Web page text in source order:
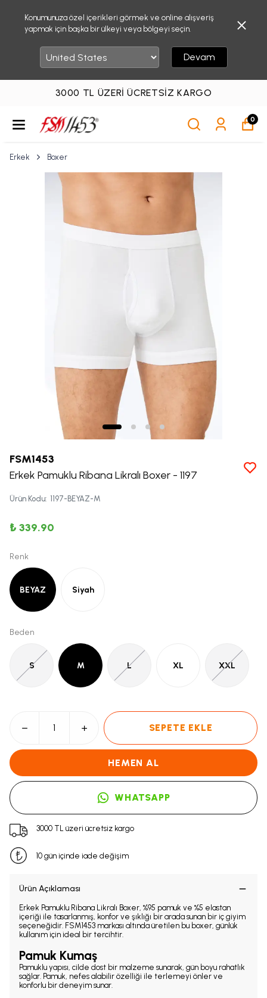
Konumunuza özel içerikleri görmek ve online alışveriş
yapmak için başka bir ülkeyi veya bölgeyi seçin.
Devam
3000 TL ÜZERI ÜCRETSIZ KARGO
0
Erkek Boxer
FSM1453
Erkek Pamuklu Ribana Likralı Boxer - 1197
Ürün Kodu: 1197-BEYAZ-M
₺ 339.90
Renk
BEYAZ Siyah
Beden
S M L XL XXL
SEPETE EKLE
HEMEN AL
WHATSAPP
3000 TL üzeri ücretsiz kargo
10 gün içinde iade değişim
Ürün Açıklaması
Erkek Pamuklu Ribana Likralı Boxer, %95 pamuk ve %5 elastan
içeriği ile tasarlanmış, konfor ve şıklığı bir arada sunan bir iç giyim
seçeneğidir. FSM1453 markası altında üretilen bu boxer, günlük
kullanım için ideal bir tercihtir.
Pamuk Kumaş
Pamuklu yapısı, cilde dost bir malzeme sunarak, gün boyu rahatlık
sağlar. Pamuk, nefes alabilir özelliği ile terlemeyi önler ve
konforlu bir deneyim sunar.